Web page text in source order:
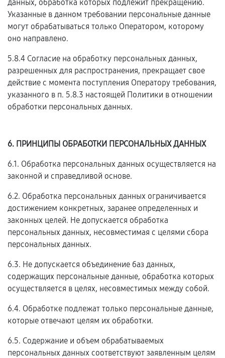
данных, обработка которых подлежит прекращению.
Указанные в данном требовании персональные данные
могут обрабатываться только Оператором, которому
оно направлено.
5.8.4 Согласие на обработку персональных данных,
разрешенных для распространения, прекращает свое
действие с момента поступления Оператору требования,
указанного в п. 5.8.3 настоящей Политики в отношении
обработки персональных данных.
6. ПРИНЦИПЫ ОБРАБОТКИ ПЕРСОНАЛЬНЫХ ДАННЫХ
6.1. Обработка персональных данных осуществляется на
законной и справедливой основе.
6.2. Обработка персональных данных ограничивается
достижением конкретных, заранее определенных и
законных целей. Не допускается обработка
персональных данных, несовместимая с целями сбора
персональных данных.
6.3. Не допускается объединение баз данных,
содержащих персональные данные, обработка которых
осуществляется в целях, несовместимых между собой.
6.4. Обработке подлежат только персональные данные,
которые отвечают целям их обработки.
6.5. Содержание и объем обрабатываемых
персональных данных соответствуют заявленным целям